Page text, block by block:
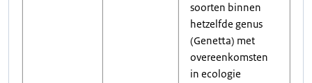
soorten binnen
hetzelfde genus
(Genetta) met
overeenkomsten
in ecologie